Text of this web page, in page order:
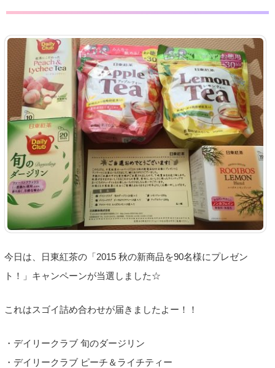
今日は、日東紅茶の「2015 秋の新商品を90名様にプレゼン
ト！」キャンペーンが当選しました☆
これはスゴイ詰め合わせが届きましたよー！！
・デイリークラブ 旬のダージリン
・デイリークラブ ピーチ＆ライチティー